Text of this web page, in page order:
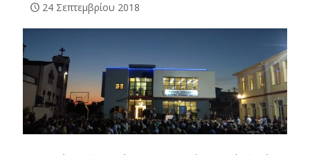
24 Σεπτεμβρίου 2018